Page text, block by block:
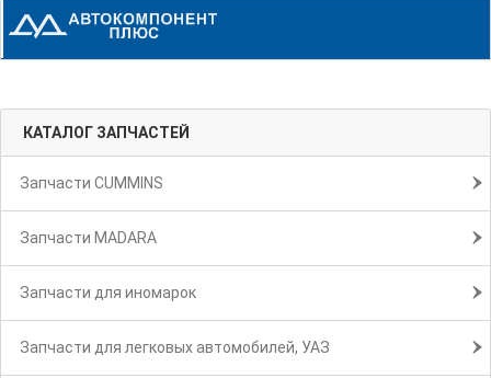
КАТАЛОГ ЗАПЧАСТЕЙ
Запчасти CUMMINS
Запчасти MADARA
Запчасти для иномарок
Запчасти для легковых автомобилей, УАЗ